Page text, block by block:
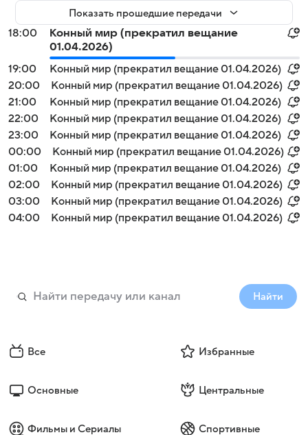
Показать прошедшие передачи
18:00
Конный мир (прекратил вещание
01.04.2026)
19:00
Конный мир (прекратил вещание 01.04.2026)
20:00
Конный мир (прекратил вещание 01.04.2026)
21:00
Конный мир (прекратил вещание 01.04.2026)
22:00
Конный мир (прекратил вещание 01.04.2026)
23:00
Конный мир (прекратил вещание 01.04.2026)
00:00
Конный мир (прекратил вещание 01.04.2026)
01:00
Конный мир (прекратил вещание 01.04.2026)
02:00
Конный мир (прекратил вещание 01.04.2026)
03:00
Конный мир (прекратил вещание 01.04.2026)
04:00
Конный мир (прекратил вещание 01.04.2026)
Найти
Все Избранные
Основные Центральные
Фильмы и Сериалы Спортивные